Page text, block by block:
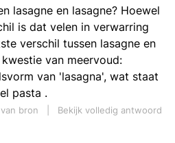
lasagne en lasagne? Hoewel
is dat velen in verwarring
verschil tussen lasagne en
van meervoud:
van 'lasagna', wat staat
pasta .
bron
Bekijk volledig antwoord